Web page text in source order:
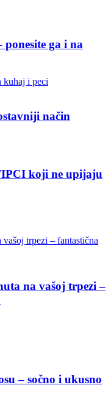
ga i na
način
koji ne upijaju
na vašoj trpezi –
– sočno i ukusno